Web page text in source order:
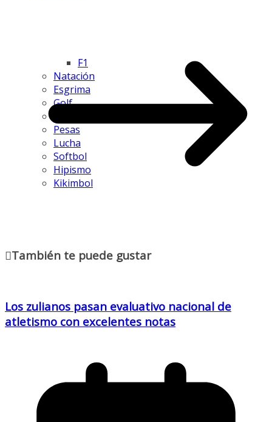
F1
Natación
Esgrima
Golf
Pesas
Lucha
Softbol
Hipismo
Kikimbol
También te puede gustar
Los zulianos pasan evaluativo nacional de
atletismo con excelentes notas